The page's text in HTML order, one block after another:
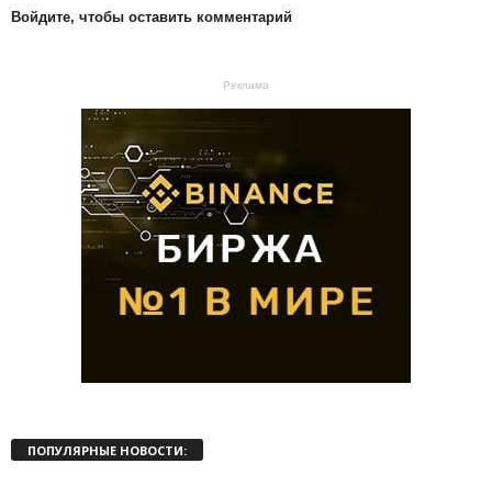
Войдите, чтобы оставить комментарий
Реклама
ПОПУЛЯРНЫЕ НОВОСТИ: